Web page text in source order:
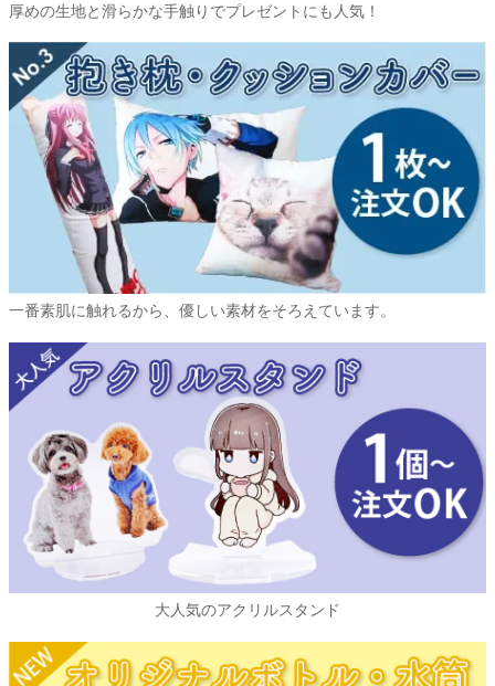
厚めの生地と滑らかな手触りでプレゼントにも人気！
一番素肌に触れるから、優しい素材をそろえています。
大人気のアクリルスタンド